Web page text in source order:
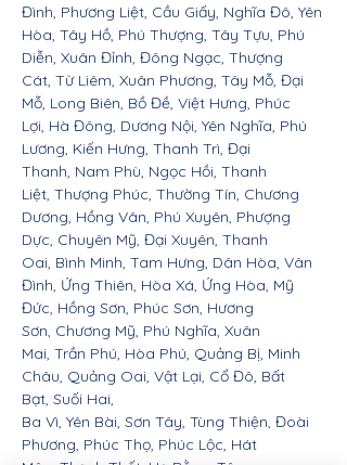
Đình, Phương Liệt, Cầu Giấy, Nghĩa Đô, Yên
Hòa, Tây Hồ, Phú Thượng, Tây Tựu, Phú
Diễn, Xuân Đỉnh, Đông Ngạc, Thượng
Cát, Từ Liêm, Xuân Phương, Tây Mỗ, Đại
Mỗ, Long Biên, Bồ Đề, Việt Hưng, Phúc
Lợi, Hà Đông, Dương Nội, Yên Nghĩa, Phú
Lương, Kiến Hưng, Thanh Trì, Đại
Thanh, Nam Phù, Ngọc Hồi, Thanh
Liệt, Thượng Phúc, Thường Tín, Chương
Dương, Hồng Vân, Phú Xuyên, Phượng
Dực, Chuyên Mỹ, Đại Xuyên, Thanh
Oai, Bình Minh, Tam Hưng, Dân Hòa, Vân
Đình, Ứng Thiên, Hòa Xá, Ứng Hòa, Mỹ
Đức, Hồng Sơn, Phúc Sơn, Hương
Sơn, Chương Mỹ, Phú Nghĩa, Xuân
Mai, Trần Phú, Hòa Phú, Quảng Bị, Minh
Châu, Quảng Oai, Vật Lại, Cổ Đô, Bất
Bạt, Suối Hai,
Ba Vì, Yên Bài, Sơn Tây, Tùng Thiện, Đoài
Phương, Phúc Thọ, Phúc Lộc, Hát